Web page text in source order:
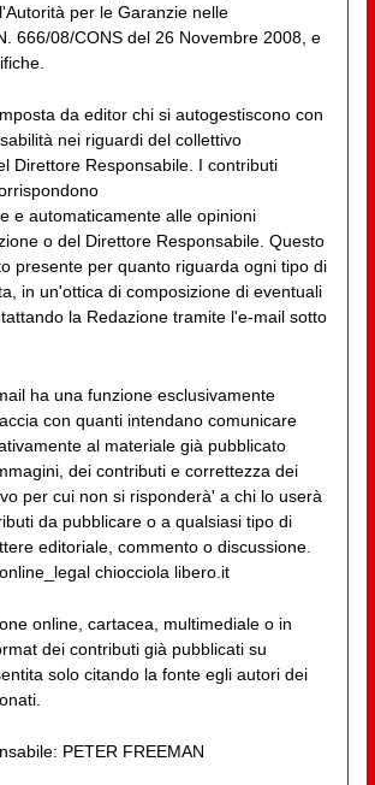
per le Garanzie nelle
666/08/CONS del 26 Novembre 2008, e
da editor chi si autogestiscono con
nei riguardi del collettivo
Direttore Responsabile. I contributi
e automaticamente alle opinioni
o del Direttore Responsabile. Questo
presente per quanto riguarda ogni tipo di
in un'ottica di composizione di eventuali
la Redazione tramite l'e-mail sotto
ha una funzione esclusivamente
con quanti intendano comunicare
al materiale già pubblicato
dei contributi e correttezza dei
per cui non si risponderà' a chi lo userà
da pubblicare o a qualsiasi tipo di
editoriale, commento o discussione.
chiocciola libero.it
online, cartacea, multimediale o in
dei contributi già pubblicati su
solo citando la fonte egli autori dei
PETER FREEMAN